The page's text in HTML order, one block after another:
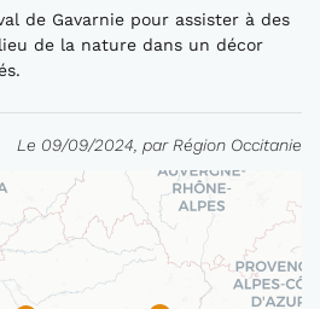
de Gavarnie pour assister à des
de la nature dans un décor
Le 09/09/2024, par Région Occitanie